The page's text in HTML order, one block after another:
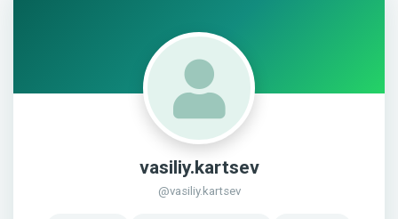
vasiliy.kartsev
@vasiliy.kartsev